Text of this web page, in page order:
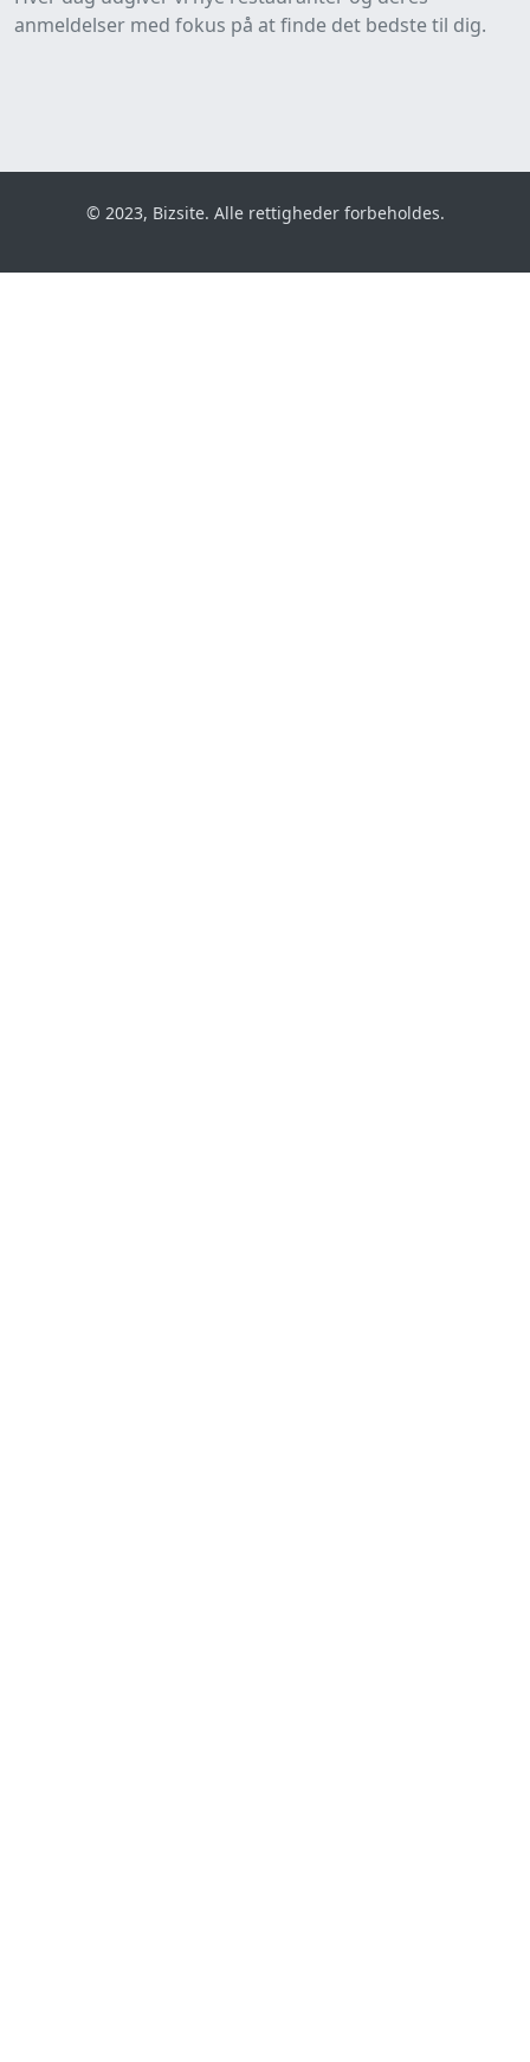
anmeldelser med fokus på at finde det bedste til dig.
© 2023, Bizsite. Alle rettigheder forbeholdes.